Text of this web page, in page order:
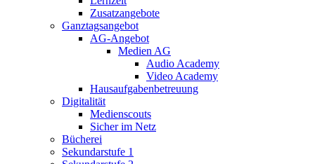
Zusatzangebote
Ganztagsangebot
AG-Angebot
Medien AG
Audio Academy
Video Academy
Hausaufgabenbetreuung
Digitalität
Medienscouts
Sicher im Netz
Bücherei
Sekundarstufe 1